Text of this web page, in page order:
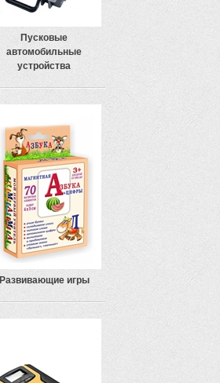
Пусковые
автомобильные
устройства
Развивающие игры